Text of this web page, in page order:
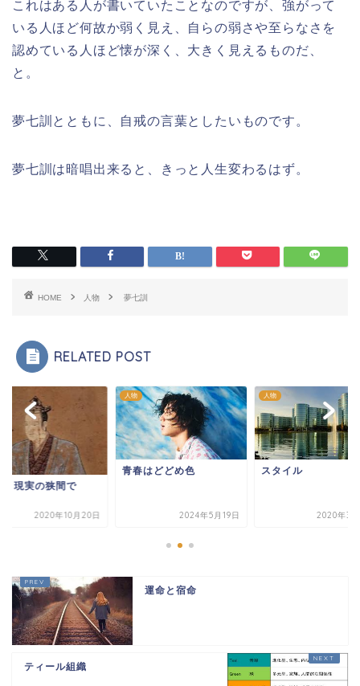
これはある人が書いていたことなのですが、強がって
いる人ほど何故か弱く見え、自らの弱さや至らなさを
認めている人ほど懐が深く、大きく見えるものだ、
と。
夢七訓とともに、自戒の言葉としたいものです。
夢七訓は暗唱出来ると、きっと人生変わるはず。
HOME 人物 夢七訓
RELATED POST
と現実の狭間で
2020年10月20日
人物
青春はどどめ色
2024年5月19日
人物
スタイル
2020年3
運命と宿命
ティール組織